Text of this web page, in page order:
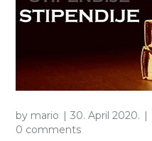
by mario 30. April 2020.
0 comments